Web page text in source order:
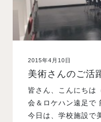
2015年4月10日
美術さんのご活
皆さん、こんにちは
会＆ロケハン遠足で
今日は、学校施設で